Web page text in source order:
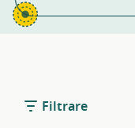
Filtrare